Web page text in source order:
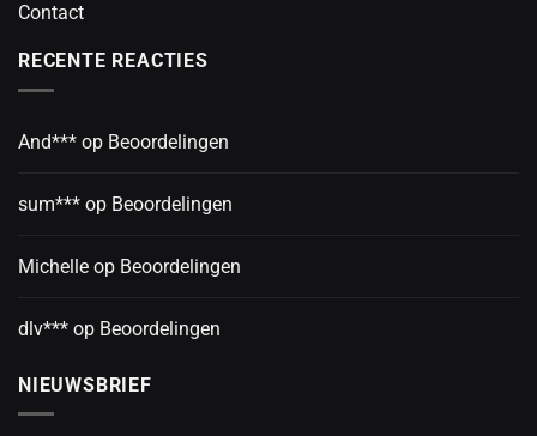
Contact
RECENTE REACTIES
And*** op Beoordelingen
sum*** op Beoordelingen
Michelle op Beoordelingen
dlv*** op Beoordelingen
NIEUWSBRIEF